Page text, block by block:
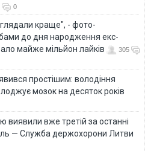
0
краще", - фото-
до дня народження екс-
майже мільйон лайків
305
простішим: володіння
мозок на десяток років
виявили вже третій за останні
— Служба держохорони Литви